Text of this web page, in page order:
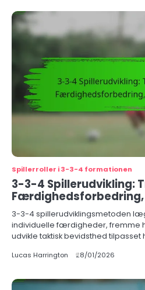
Spillerroller i 3-3-4 formationen
3-3-4 Spillerudvikling:
3-3-4 spillerudviklingsmetoden
individuelle færdigheder, fremme
udvikle taktisk bevidsthed tilpasset
Lucas Harrington 28/01/2026